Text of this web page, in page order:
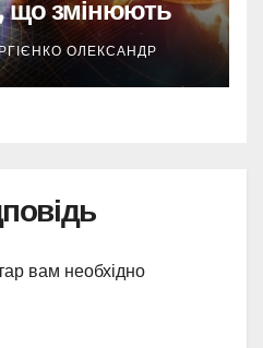
що змінюють
ОЛЕКСАНДР
вам необхідно